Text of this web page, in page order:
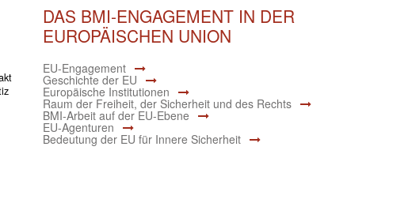
DAS BMI-ENGAGEMENT IN DER
EUROPÄISCHEN UNION
EU-Engagement
Geschichte der EU
Europäische Institutionen
Raum der Freiheit, der Sicherheit und des Rechts
BMI-Arbeit auf der EU-Ebene
EU-Agenturen
Bedeutung der EU für Innere Sicherheit